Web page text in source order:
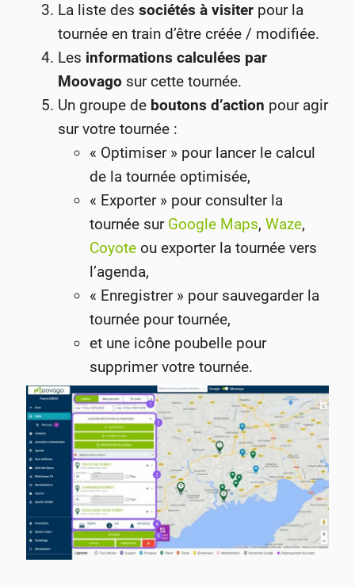
La liste dessociétés à visiter pour la
tournée en train d’être créée / modifiée.
Les informations calculées par
Moovago sur cette tournée.
Un groupe de boutons d’action pour agir
sur votre tournée :
« Optimiser » pour lancer le calcul
de la tournée optimisée,
« Exporter » pour consulter la
tournée sur Google Maps,Waze,
Coyote ou exporter la tournée vers
l’agenda,
« Enregistrer » pour sauvegarder la
tournée pour tournée,
et une icône poubelle pour
supprimer votre tournée.